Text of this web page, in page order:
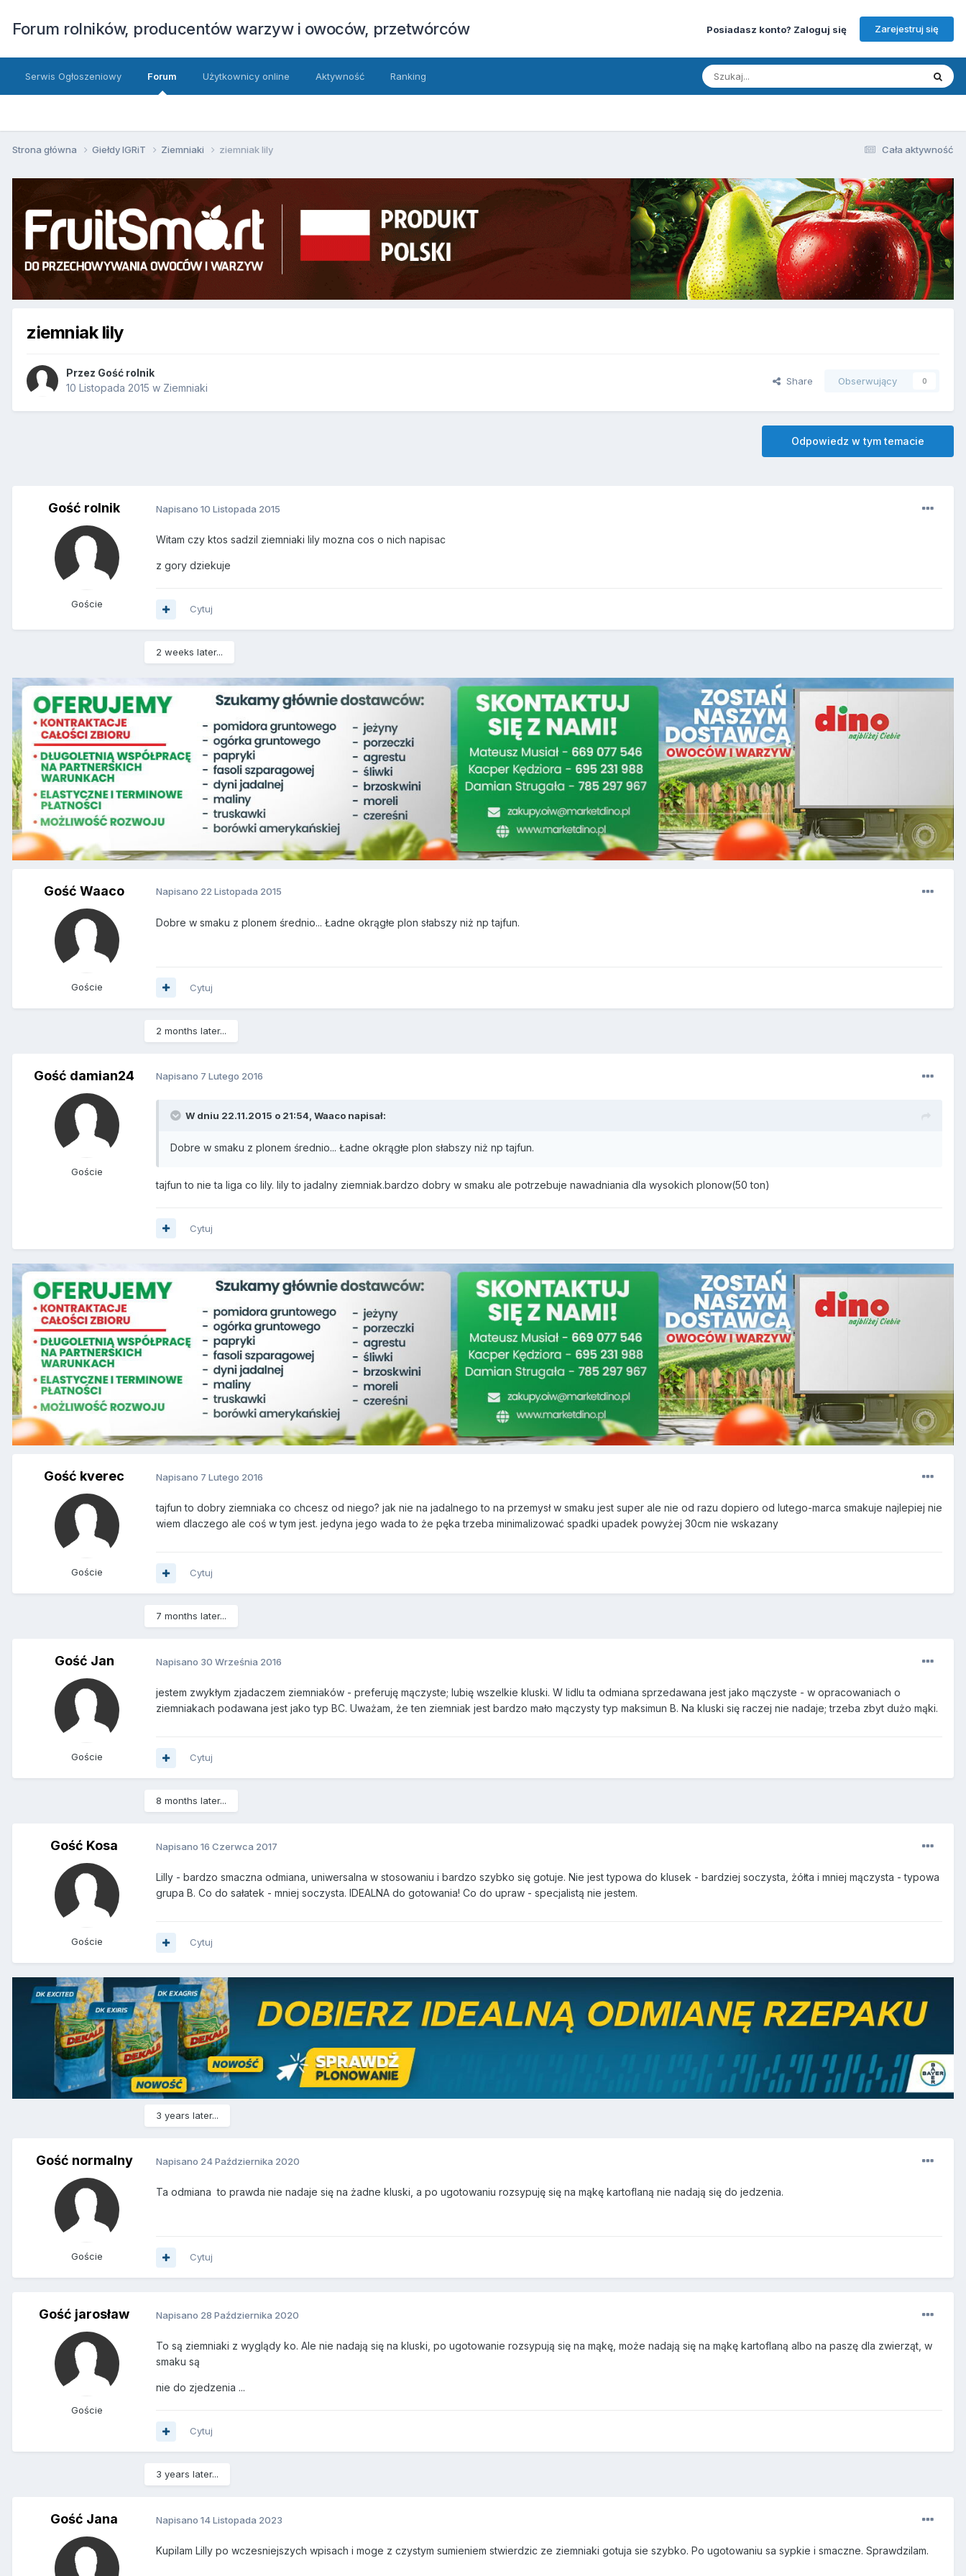
Forum rolników, producentów warzyw i owoców, przetwórców Posiadasz konto? Zaloguj się Zarejestruj się
Serwis Ogłoszeniowy Forum Użytkownicy online Aktywność Ranking
Cała aktywność
Strona główna Giełdy IGRiT Ziemniaki ziemniak lily
ziemniak lily
Przez Gość rolnik
10 Listopada 2015 w Ziemniaki
Share Obserwujący 0
Odpowiedz w tym temacie
Gość rolnik
Goście
Napisano 10 Listopada 2015
Witam czy ktos sadzil ziemniaki lily mozna cos o nich napisac
z gory dziekuje
Cytuj
2 weeks later...
Gość Waaco
Goście
Napisano 22 Listopada 2015
Dobre w smaku z plonem średnio... Ładne okrągłe plon słabszy niż np tajfun.
Cytuj
2 months later...
Gość damian24
Goście
Napisano 7 Lutego 2016
W dniu 22.11.2015 o 21:54, Waaco napisał:
Dobre w smaku z plonem średnio... Ładne okrągłe plon słabszy niż np tajfun.
tajfun to nie ta liga co lily. lily to jadalny ziemniak.bardzo dobry w smaku ale potrzebuje nawadniania dla wysokich plonow(50 ton)
Cytuj
Gość kverec
Goście
Napisano 7 Lutego 2016
tajfun to dobry ziemniaka co chcesz od niego? jak nie na jadalnego to na przemysł w smaku jest super ale nie od razu dopiero od lutego-marca smakuje najlepiej nie
wiem dlaczego ale coś w tym jest. jedyna jego wada to że pęka trzeba minimalizować spadki upadek powyżej 30cm nie wskazany
Cytuj
7 months later...
Gość Jan
Goście
Napisano 30 Września 2016
jestem zwykłym zjadaczem ziemniaków - preferuję mączyste; lubię wszelkie kluski. W lidlu ta odmiana sprzedawana jest jako mączyste - w opracowaniach o
ziemniakach podawana jest jako typ BC. Uważam, że ten ziemniak jest bardzo mało mączysty typ maksimun B. Na kluski się raczej nie nadaje; trzeba zbyt dużo mąki.
Cytuj
8 months later...
Gość Kosa
Goście
Napisano 16 Czerwca 2017
Lilly - bardzo smaczna odmiana, uniwersalna w stosowaniu i bardzo szybko się gotuje. Nie jest typowa do klusek - bardziej soczysta, żółta i mniej mączysta - typowa
grupa B. Co do sałatek - mniej soczysta. IDEALNA do gotowania! Co do upraw - specjalistą nie jestem.
Cytuj
3 years later...
Gość normalny
Goście
Napisano 24 Października 2020
Ta odmiana to prawda nie nadaje się na żadne kluski, a po ugotowaniu rozsypuję się na mąkę kartoflaną nie nadają się do jedzenia.
Cytuj
Gość jarosław
Goście
Napisano 28 Października 2020
To są ziemniaki z wyglądy ko. Ale nie nadają się na kluski, po ugotowanie rozsypują się na mąkę, może nadają się na mąkę kartoflaną albo na paszę dla zwierząt, w
smaku są
nie do zjedzenia ...
Cytuj
3 years later...
Gość Jana Napisano 14 Listopada 2023
Kupilam Lilly po wczesniejszych wpisach i moge z czystym sumieniem stwierdzic ze ziemniaki gotuja sie szybko. Po ugotowaniu sa sypkie i smaczne. Sprawdzilam.